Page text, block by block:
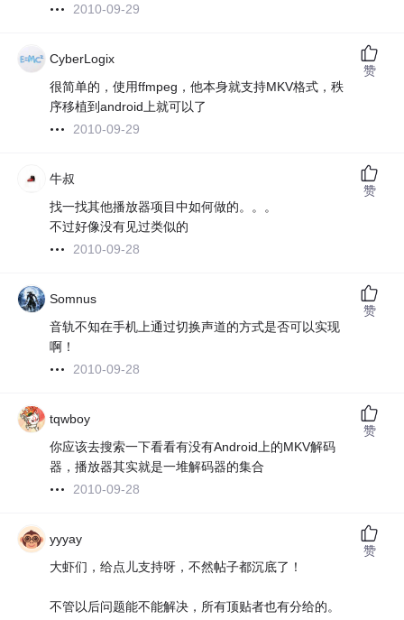
2010-09-29
CyberLogix
很简单的，使用ffmpeg，他本身就支持MKV格式，秩
序移植到android上就可以了
2010-09-29
赞
牛叔
找一找其他播放器项目中如何做的。。。
不过好像没有见过类似的
2010-09-28
赞
Somnus
音轨不知在手机上通过切换声道的方式是否可以实现
啊！
2010-09-28
赞
tqwboy
你应该去搜索一下看看有没有Android上的MKV解码
器，播放器其实就是一堆解码器的集合
2010-09-28
赞
yyyay
大虾们，给点儿支持呀，不然帖子都沉底了！
不管以后问题能不能解决，所有顶贴者也有分给的。
赞